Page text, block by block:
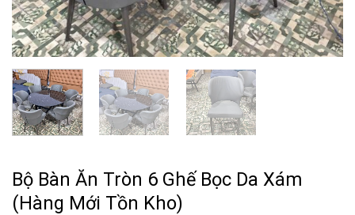
Bộ Bàn Ăn Tròn 6 Ghế Bọc Da Xám
(Hàng Mới Tồn Kho)